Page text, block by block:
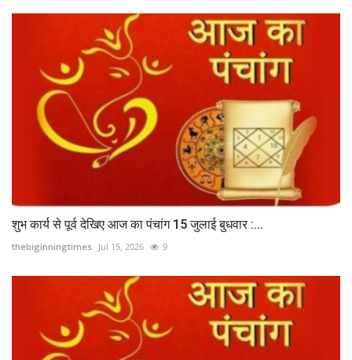
शुभ कार्य से पूर्व देखिए आज का पंचांग 15 जुलाई बुधवार :...
thebiginningtimes Jul 15, 2026 9